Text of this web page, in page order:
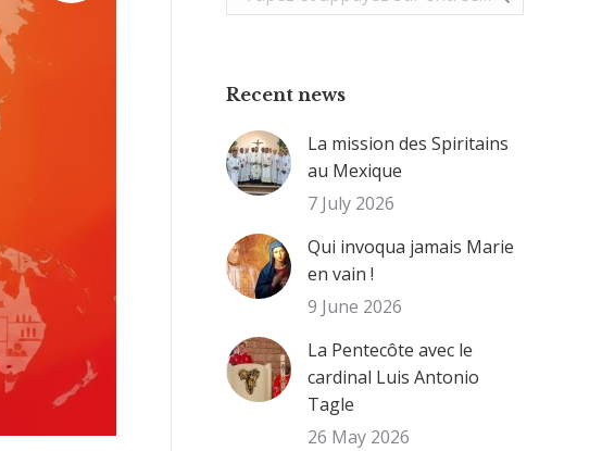
:
Recent news
La mission des Spiritains
au Mexique
7 July 2026
Qui invoqua jamais Marie
en vain !
9 June 2026
La Pentecôte avec le
cardinal Luis Antonio
Tagle
26 May 2026